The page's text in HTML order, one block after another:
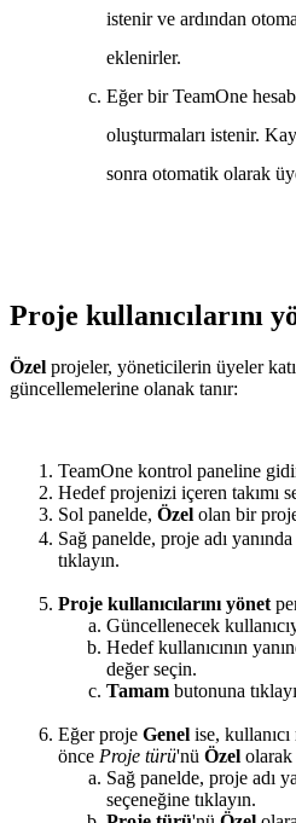
istenir ve ardından
eklenirler.
Eğer bir TeamOne
oluşturmaları istenir.
sonra otomatik olarak
Proje kullanıcılarını
Özel projeler, yöneticilerin üyeler
güncellemelerine olanak tanır:
TeamOne kontrol paneline
Hedef projenizi içeren takımı
Sol panelde, Özel olan bir
Sağ panelde, proje adı yanında
tıklayın.
Proje kullanıcılarını yönet
Güncellenecek
Hedef kullanıcının
değer seçin.
Tamam butonuna
Eğer proje Genel ise,
önce Proje türü'nü Özel olarak
Sağ panelde, proje adı
seçeneğine tıklayın.